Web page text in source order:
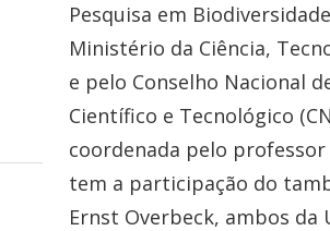
Pesquisa em
Ministério da Ciência,
e pelo Conselho Nacional
Científico e Tecnológico
coordenada pelo
tem a participação do
Ernst Overbeck, ambos da